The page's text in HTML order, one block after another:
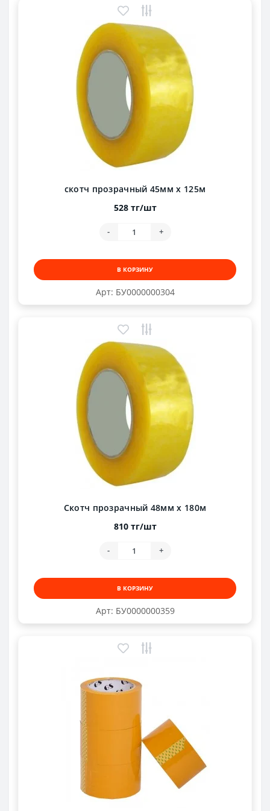
Арт: БУ0000000304
скотч прозрачный 45мм х 125м
528 тг/шт
- +
В КОРЗИНУ
Арт: БУ0000000359
Скотч прозрачный 48мм х 180м
810 тг/шт
- +
В КОРЗИНУ